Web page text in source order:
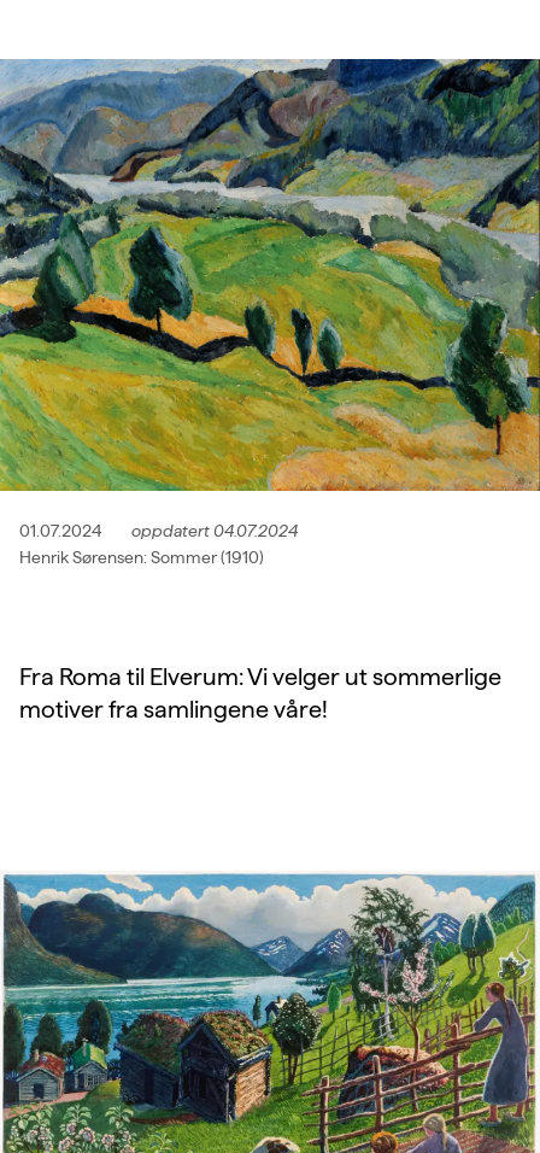
01.07.2024 oppdatert04.07.2024
Henrik Sørensen: Sommer (1910)
Fra Roma til Elverum: Vi velger ut sommerlige
motiver fra samlingene våre!